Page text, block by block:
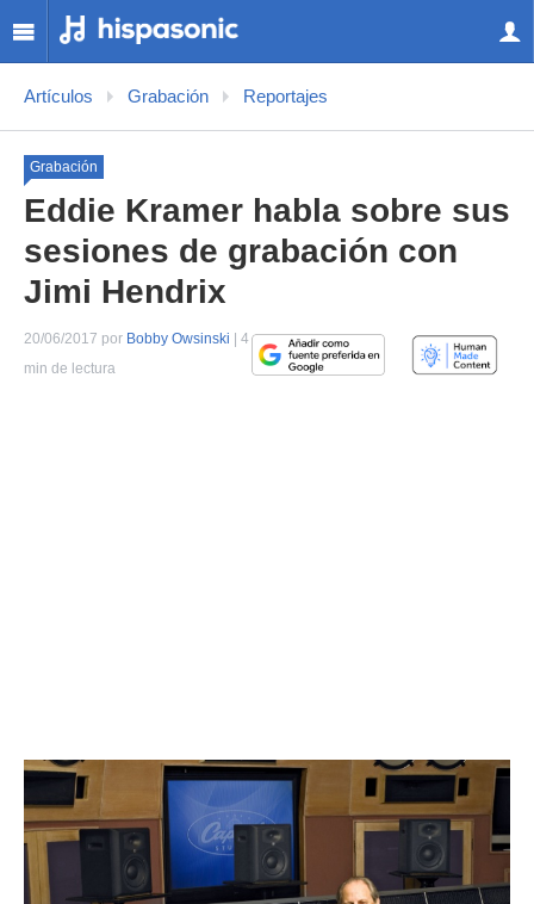
Artículos Grabación Reportajes
Grabación
Eddie Kramer habla sobre sus
sesiones de grabación con
Jimi Hendrix
20/06/2017 por Bobby Owsinski | 4
min de lectura